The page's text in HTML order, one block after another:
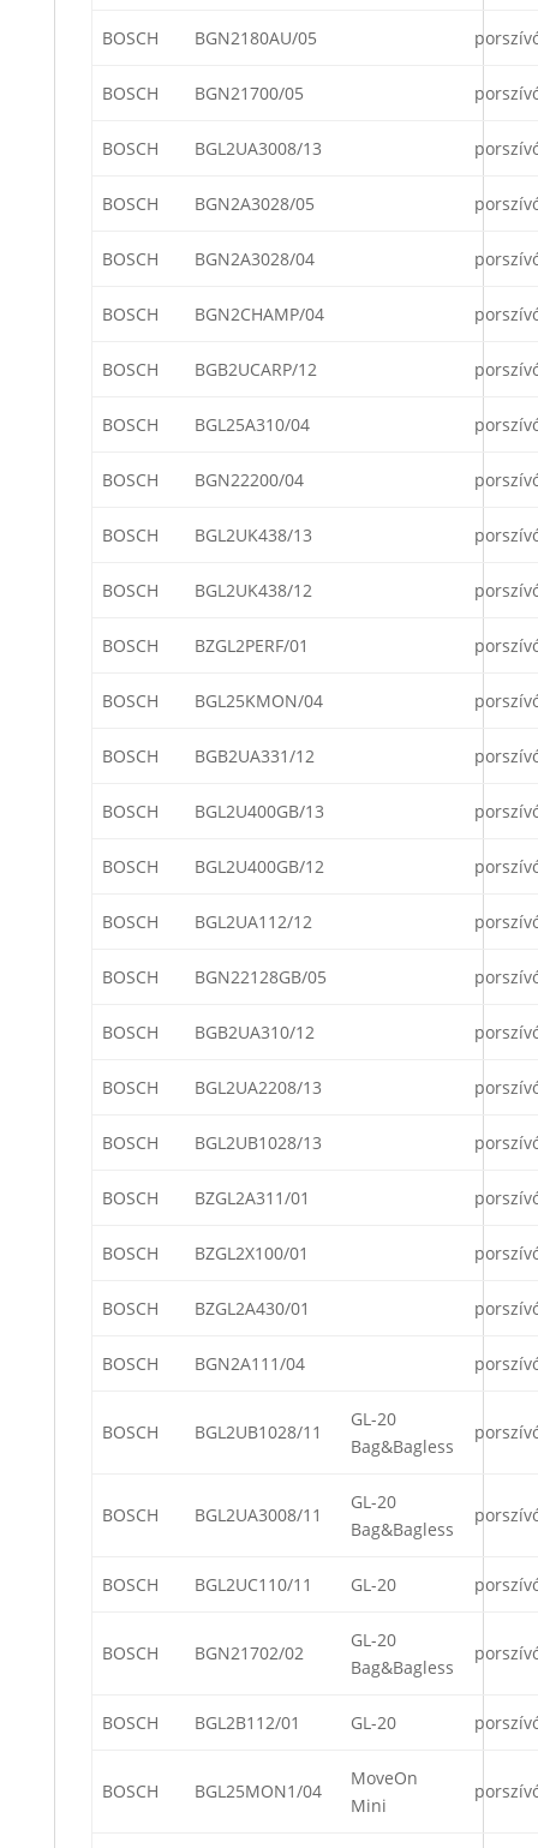
BOSCH BGN2180AU/05
BOSCH BGN21700/05
BOSCH BGL2UA3008/13
BOSCH BGN2A3028/05
BOSCH BGN2A3028/04
BOSCH BGN2CHAMP/04
BOSCH BGB2UCARP/12
BOSCH BGL25A310/04
BOSCH BGN22200/04
BOSCH BGL2UK438/13
BOSCH BGL2UK438/12
BOSCH BZGL2PERF/01
BOSCH BGL25KMON/04
BOSCH BGB2UA331/12
BOSCH BGL2U400GB/13
BOSCH BGL2U400GB/12
BOSCH BGL2UA112/12
BOSCH BGN22128GB/05
BOSCH BGB2UA310/12
BOSCH BGL2UA2208/13
BOSCH BGL2UB1028/13
BOSCH BZGL2A311/01
BOSCH BZGL2X100/01
BOSCH BZGL2A430/01
BOSCH BGN2A111/04
BOSCH BGL2UB1028/11
GL-20
Bag&Bagless
BOSCH BGL2UA3008/11
GL-20
Bag&Bagless
BOSCH BGL2UC110/11 GL-20
BOSCH BGN21702/02
GL-20
Bag&Bagless
BOSCH BGL2B112/01 GL-20
BOSCH BGL25MON1/04
MoveOn
Mini